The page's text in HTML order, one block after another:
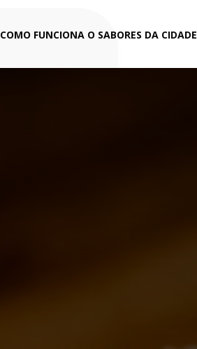
COMO FUNCIONA O SABORES DA CIDADE